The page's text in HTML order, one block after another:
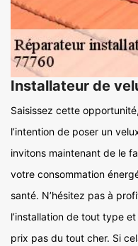
Installateur de
Saisissez cette
l’intention de poser un
invitons maintenant de le
votre consommation
santé. N’hésitez pas à
l’installation de tout type
prix pas du tout cher. Si